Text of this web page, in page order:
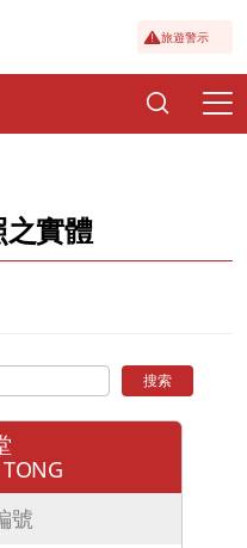
旅遊警示
實體
搜索
號